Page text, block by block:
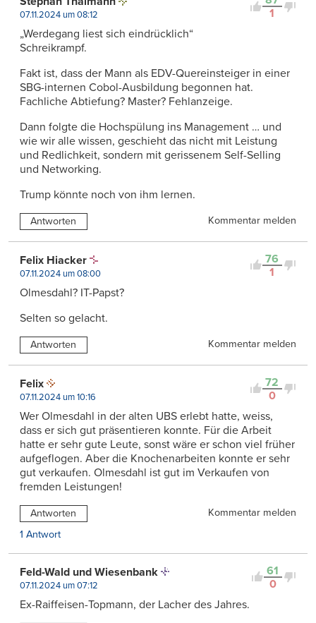
1
07.11.2024 um 08:12
„Werdegang liest sich eindrücklich“
Schreikrampf.
Fakt ist, dass der Mann als EDV-Quereinsteiger in einer
SBG-internen Cobol-Ausbildung begonnen hat.
Fachliche Abtiefung? Master? Fehlanzeige.
Dann folgte die Hochspülung ins Management … und
wie wir alle wissen, geschieht das nicht mit Leistung
und Redlichkeit, sondern mit gerissenem Self-Selling
und Networking.
Trump könnte noch von ihm lernen.
Antworten Kommentar melden
76
1
Felix Hiacker
07.11.2024 um 08:00
Olmesdahl? IT-Papst?
Selten so gelacht.
Antworten Kommentar melden
72
0
Felix
07.11.2024 um 10:16
Wer Olmesdahl in der alten UBS erlebt hatte, weiss,
dass er sich gut präsentieren konnte. Für die Arbeit
hatte er sehr gute Leute, sonst wäre er schon viel früher
aufgeflogen. Aber die Knochenarbeiten konnte er sehr
gut verkaufen. Olmesdahl ist gut im Verkaufen von
fremden Leistungen!
Antworten
Kommentar melden
1 Antwort
61
0
Feld-Wald und Wiesenbank
07.11.2024 um 07:12
Ex-Raiffeisen-Topmann, der Lacher des Jahres.